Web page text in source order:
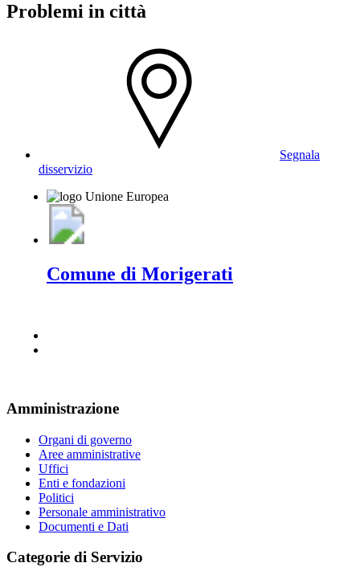
Problemi in città
Segnala
disservizio
Comune di Morigerati
Amministrazione
Organi di governo
Aree amministrative
Uffici
Enti e fondazioni
Politici
Personale amministrativo
Documenti e Dati
Categorie di Servizio